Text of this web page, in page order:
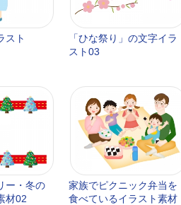
スト
「ひな祭り」の文字イラ
スト03
ー・冬の
材02
家族でピクニック弁当を
食べているイラスト素材